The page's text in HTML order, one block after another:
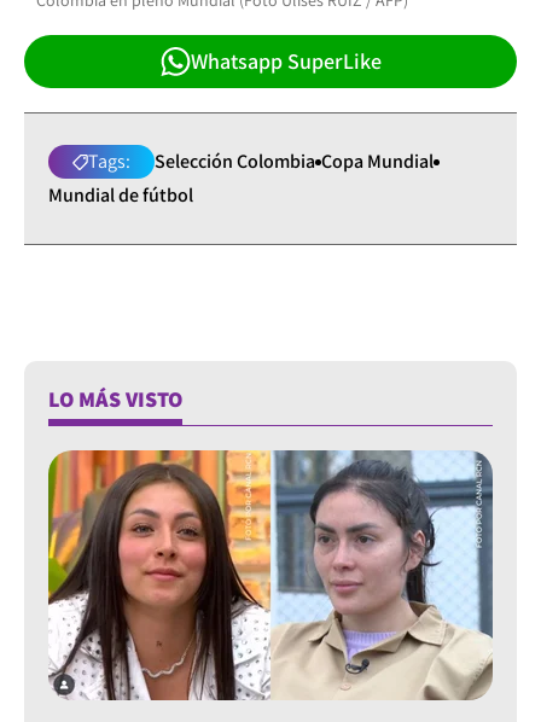
Whatsapp SuperLike
Tags: Selección Colombia Copa Mundial
Mundial de fútbol
LO MÁS VISTO